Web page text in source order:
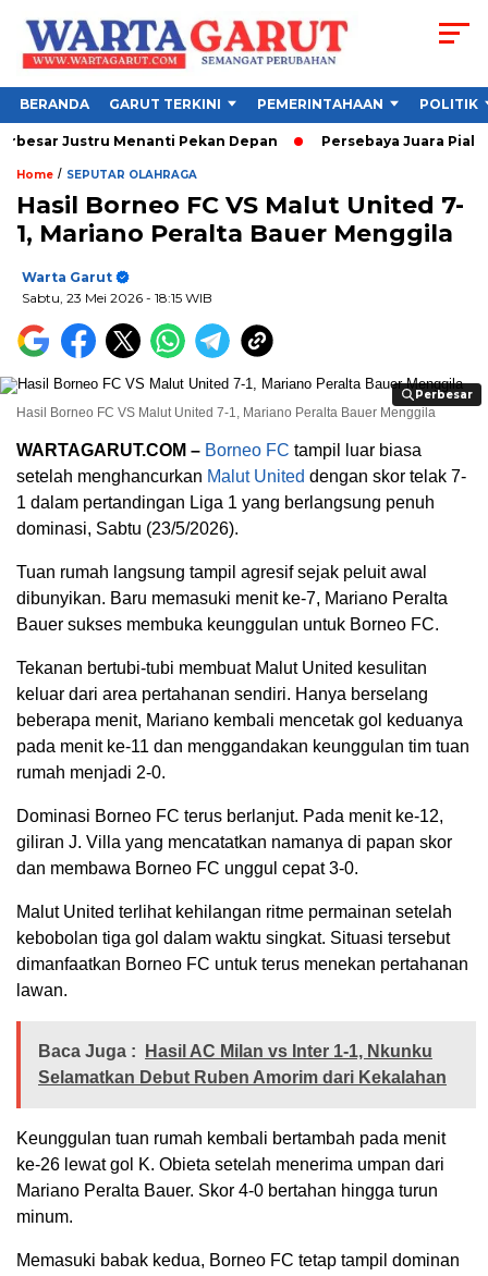
BERANDA GARUT TERKINI PEMERINTAHAAN POLITIK
Justru Menanti Pekan Depan Persebaya Juara Piala
Home / SEPUTAR OLAHRAGA
Hasil Borneo FC VS Malut United 7-
1, Mariano Peralta Bauer Menggila
Warta Garut
Sabtu, 23 Mei 2026 - 18:15 WIB
Perbesar
Perbesar
Hasil Borneo FC VS Malut United 7-1, Mariano Peralta Bauer Menggila
WARTAGARUT.COM – Borneo FC tampil luar biasa
setelah menghancurkan Malut United dengan skor telak 7-
1 dalam pertandingan Liga 1 yang berlangsung penuh
dominasi, Sabtu (23/5/2026).
Tuan rumah langsung tampil agresif sejak peluit awal
dibunyikan. Baru memasuki menit ke-7, Mariano Peralta
Bauer sukses membuka keunggulan untuk Borneo FC.
Tekanan bertubi-tubi membuat Malut United kesulitan
keluar dari area pertahanan sendiri. Hanya berselang
beberapa menit, Mariano kembali mencetak gol keduanya
pada menit ke-11 dan menggandakan keunggulan tim tuan
rumah menjadi 2-0.
Dominasi Borneo FC terus berlanjut. Pada menit ke-12,
giliran J. Villa yang mencatatkan namanya di papan skor
dan membawa Borneo FC unggul cepat 3-0.
Malut United terlihat kehilangan ritme permainan setelah
kebobolan tiga gol dalam waktu singkat. Situasi tersebut
dimanfaatkan Borneo FC untuk terus menekan pertahanan
lawan.
Baca Juga :
Hasil AC Milan vs Inter 1-1, Nkunku
Selamatkan Debut Ruben Amorim dari Kekalahan
Keunggulan tuan rumah kembali bertambah pada menit
ke-26 lewat gol K. Obieta setelah menerima umpan dari
Mariano Peralta Bauer. Skor 4-0 bertahan hingga turun
minum.
Memasuki babak kedua, Borneo FC tetap tampil dominan